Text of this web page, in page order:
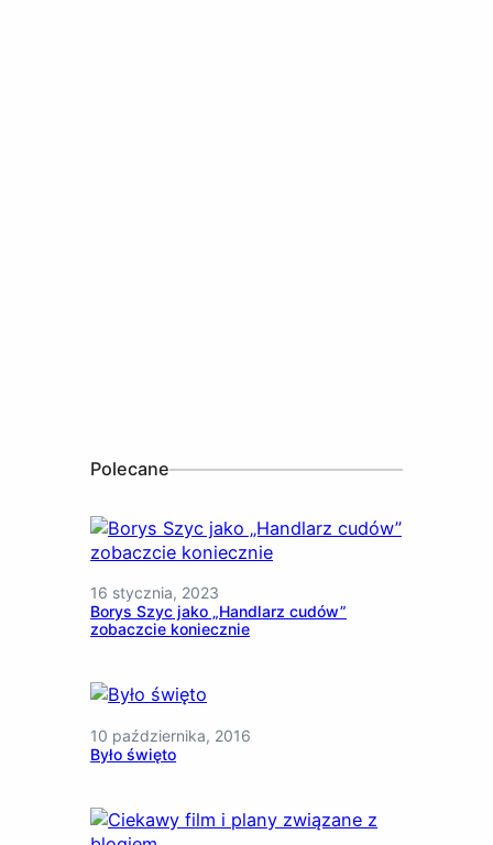
Polecane
16 stycznia, 2023
Borys Szyc jako „Handlarz cudów”
zobaczcie koniecznie
10 października, 2016
Było święto